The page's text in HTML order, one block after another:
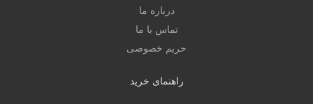
درباره ما
تماس با ما
حریم خصوصی
راهنمای خرید